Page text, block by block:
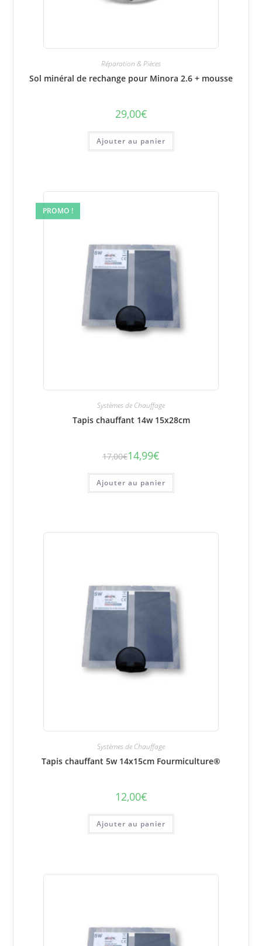
Réparation & Pièces
Sol minéral de rechange pour Minora 2.6 + mousse
29,00€
Ajouter au panier
PROMO !
Systèmes de Chauffage
Tapis chauffant 14w 15x28cm
17,00€ Le
initial
était :
17,00€.
14,99€
Le
actuel
est :
14,99€.
Ajouter au panier
Systèmes de Chauffage
Tapis chauffant 5w 14x15cm Fourmiculture®
12,00€
Ajouter au panier